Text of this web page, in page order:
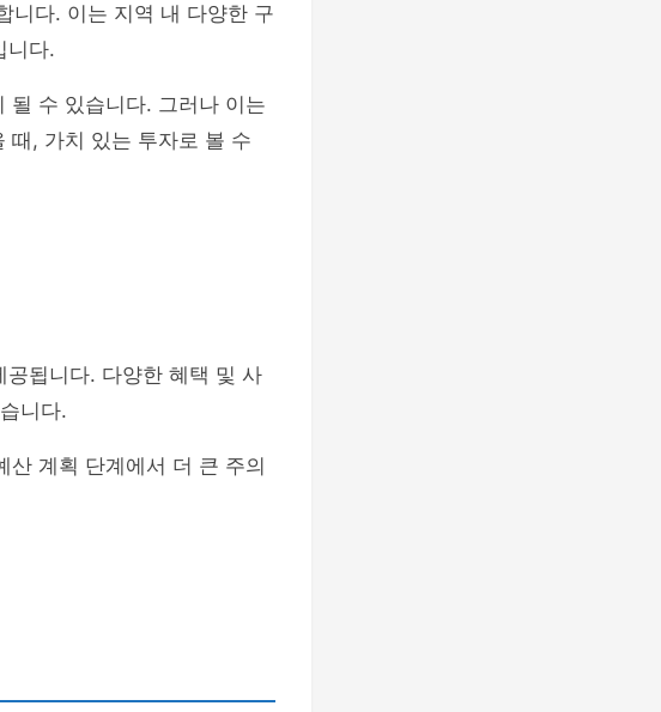
니다. 이는 지역 내 다양한 구
니다.
될 수 있습니다. 그러나 이는
때, 가치 있는 투자로 볼 수
됩니다. 다양한 혜택 및 사
니다.
계획 단계에서 더 큰 주의